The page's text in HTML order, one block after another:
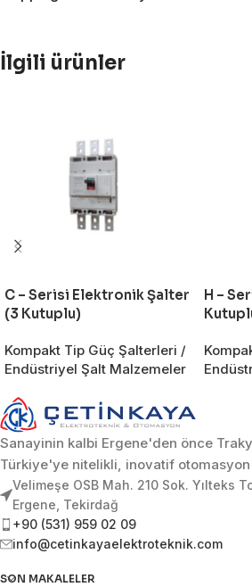
İlgili ürünler
C – Serisi Elektronik Şalter
(3 Kutuplu)
Kompakt Tip Güç Şalterleri /
Endüstriyel Şalt Malzemeler
H –
Sanayinin kalbi Ergene'den önce
Türkiye'ye nitelikli, inovatif
Velimeşe OSB Mah. 210 Sok. Yılteks
Ergene, Tekirdağ
+90 (531) 959 02 09
info@cetinkayaelektroteknik.com
SON MAKALELER